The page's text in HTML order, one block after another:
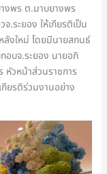
งพร ต.มาบยางพร
.ระยอง ให้เกียรติเป็น
ลังใหม่ โดยมีนายสกนธ์
อบจ.ระยอง นายอภิ
วหน้าส่วนราชการ
ยรติร่วมงานอย่าง